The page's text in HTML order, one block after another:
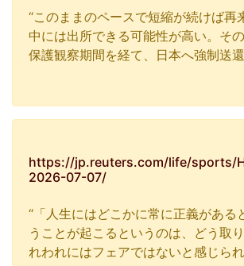
“このままのペースで短縮が続けば
中には出所できる可能性が高い。そ
保護観察期間を経て、日本へ強制送
https://jp.reuters.com/life/sports/
2026-07-07/
“「人生にはど​こかに常に正義がある
うことが起こるというのは、‌どう⁠取
れわれにはフェアではないと感じら